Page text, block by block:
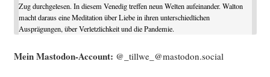
Zug durchgelesen. In diesem Venedig treffen neun Welten aufeinander. Walton
macht daraus eine Meditation über Liebe in ihren unterschiedlichen
Ausprägungen, über Verletzlichkeit und die Pandemie.
Mein Mast­o­don-Account: @_tillwe_@mastodon.social